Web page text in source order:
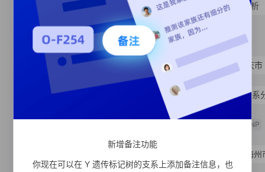
O-MF191738 形成时间距今 1550 年 支系分析
O-MV291623 形成时间距今 1070 年 SNP
形成时间距今 1530 年 支系
O-MV291621陈生**汉族 广东省 肇庆
SNP
广东省 梅
新增备注功能
你现在可以在 Y 遗传标记树的支系上添加备注信息，也